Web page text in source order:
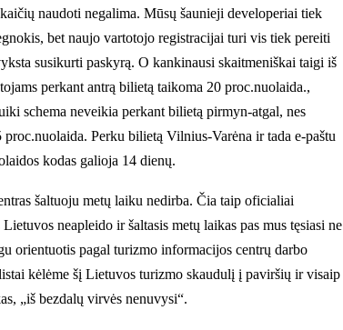
naudoti negalima. Mūsų šaunieji developeriai tiek
bet naujo vartotojo registracijai turi vis tiek pereiti
susikurti paskyrą. O kankinausi skaitmeniškai taigi iš
perkant antrą bilietą taikoma 20 proc.nuolaida.,
schema neveikia perkant bilietą pirmyn-atgal, nes
Perku bilietą Vilnius-Varėna ir tada e-paštu
kodas galioja 14 dienų.
šaltuoju metų laiku nedirba. Čia taip oficialiai
neapleido ir šaltasis metų laikas pas mus tęsiasi ne
orientuotis pagal turizmo informacijos centrų darbo
kėlėme šį Lietuvos turizmo skaudulį į paviršių ir visaip
„iš bezdalų virvės nenuvysi“.